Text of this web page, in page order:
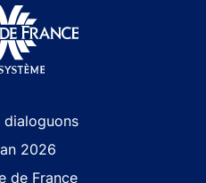
dialoguons
2026
de France